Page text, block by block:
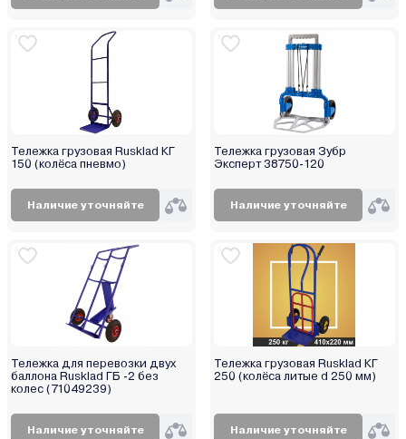
Тележка грузовая Rusklad КГ
150 (колёса пневмо)
Наличие уточняйте
Тележка грузовая Зубр
Эксперт 38750-120
Наличие уточняйте
Тележка для перевозки двух
баллона Rusklad ГБ -2 без
колес (71049239)
Наличие уточняйте
Тележка грузовая Rusklad КГ
250 (колёса литые d 250 мм)
Наличие уточняйте